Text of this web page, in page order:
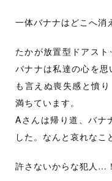
一体バナナはどこへ消
たかが放置型ドアス
バナナは私達の心を思
も言えぬ喪失感と憤
満ちています。
Aさんは帰り道、バナ
した。なんと哀れなこ
許さないからな犯人…！